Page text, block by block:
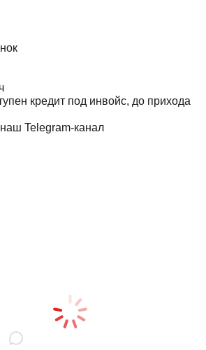
кредит под инвойс, до прихода
Telegram-канал